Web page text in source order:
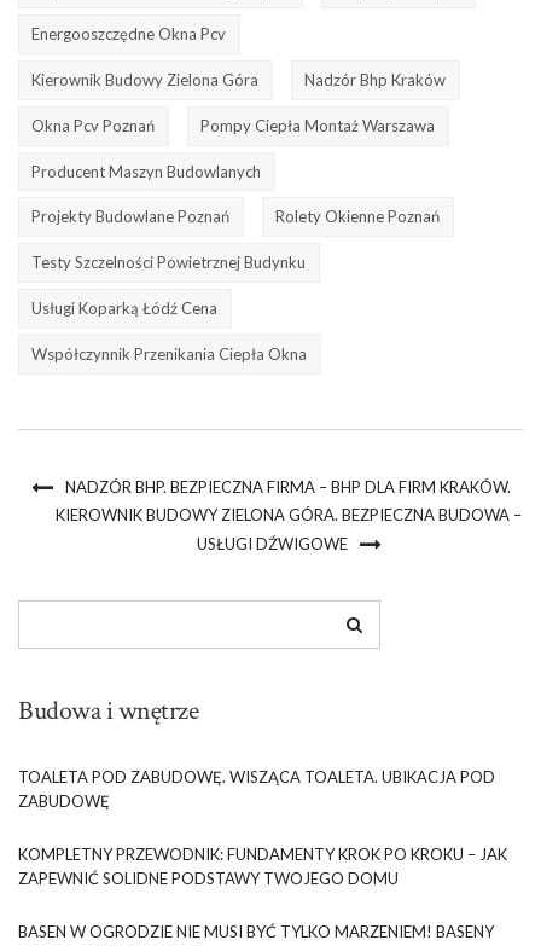
Energooszczędne Okna Pcv
Kierownik Budowy Zielona Góra Nadzór Bhp Kraków
Okna Pcv Poznań Pompy Ciepła Montaż Warszawa
Producent Maszyn Budowlanych
Projekty Budowlane Poznań Rolety Okienne Poznań
Testy Szczelności Powietrznej Budynku
Usługi Koparką Łódź Cena
Współczynnik Przenikania Ciepła Okna
NADZÓR BHP. BEZPIECZNA FIRMA – BHP DLA FIRM KRAKÓW.
KIEROWNIK BUDOWY ZIELONA GÓRA. BEZPIECZNA BUDOWA –
USŁUGI DŹWIGOWE
Budowa i wnętrze
TOALETA POD ZABUDOWĘ. WISZĄCA TOALETA. UBIKACJA POD
ZABUDOWĘ
KOMPLETNY PRZEWODNIK: FUNDAMENTY KROK PO KROKU – JAK
ZAPEWNIĆ SOLIDNE PODSTAWY TWOJEGO DOMU
BASEN W OGRODZIE NIE MUSI BYĆ TYLKO MARZENIEM! BASENY